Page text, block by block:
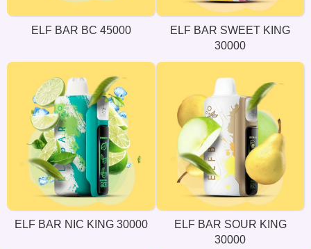
ELF BAR BC 45000
ELF BAR SWEET KING
30000
ELF BAR NIC KING 30000
ELF BAR SOUR KING
30000